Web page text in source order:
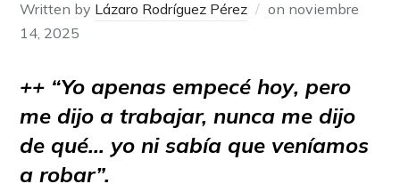
Written by Lázaro Rodríguez Pérez on noviembre
14, 2025
++ “Yo apenas empecé hoy, pero
me dijo a trabajar, nunca me dijo
de qué… yo ni sabía que veníamos
a robar”.